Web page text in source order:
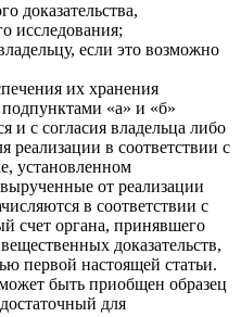
доказательства,
исследования;
если это возможно
их хранения
«а» и «б»
и с согласия владельца либо
реализации в соответствии с
установленном
от реализации
в соответствии с
счет органа, принявшего
доказательств,
первой настоящей статьи.
быть приобщен образец
для